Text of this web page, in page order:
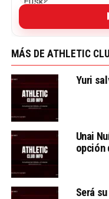
MÁS DE ATHLETIC
Yuri
Unai
opción
Será